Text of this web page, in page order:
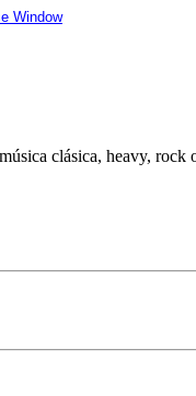
Window
clásica, heavy, rock